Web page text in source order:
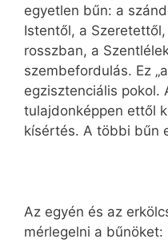
egyetlen bűn: a
Istentől, a
rosszban, a
szembefordulás. Ez
egzisztenciális pokol.
tulajdonképpen ettől
kísértés. A többi bűn
Az egyén és az
mérlegelni a